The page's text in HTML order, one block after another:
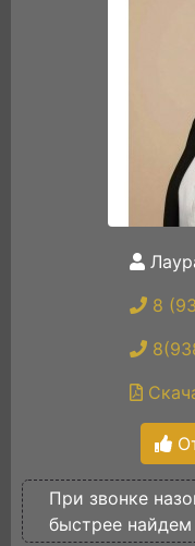
8
При звонке
быстрее